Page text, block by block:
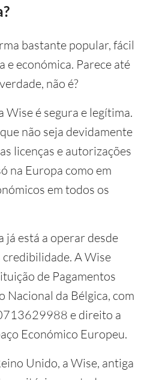
bastante popular, fácil
e económica. Parece até
não é?
Wise é segura e legítima.
não seja devidamente
licenças e autorizações
na Europa como em
em todos os
já está a operar desde
A Wise
de Pagamentos
Nacional da Bélgica, com
e direito a
Económico Europeu.
Unido, a Wise, antiga